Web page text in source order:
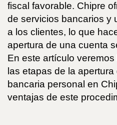
fiscal favorable. Chipre
de servicios bancarios y
a los clientes, lo que
apertura de una cuenta
En este artículo
las etapas de la
bancaria personal en
ventajas de este